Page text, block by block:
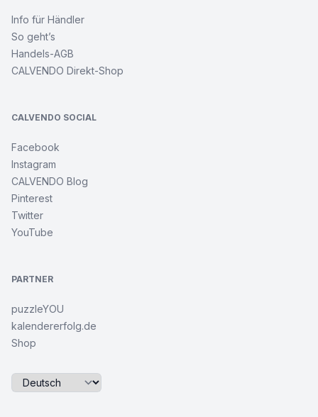
Info für Händler
So geht’s
Handels-AGB
CALVENDO Direkt-Shop
CALVENDO SOCIAL
Facebook
Instagram
CALVENDO Blog
Pinterest
Twitter
YouTube
PARTNER
puzzleYOU
kalendererfolg.de
Shop